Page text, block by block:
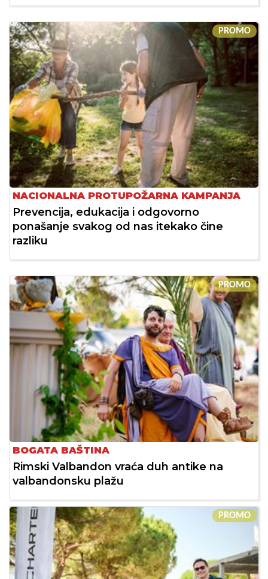
PROMO
NACIONALNA PROTUPOŽARNA KAMPANJA
Prevencija, edukacija i odgovorno
ponašanje svakog od nas itekako čine
razliku
PROMO
BOGATA BAŠTINA
Rimski Valbandon vraća duh antike na
valbandonsku plažu
PROMO